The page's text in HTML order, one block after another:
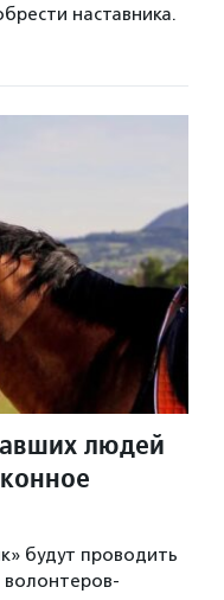
наставника.
людей
будут проводить
волонтеров-